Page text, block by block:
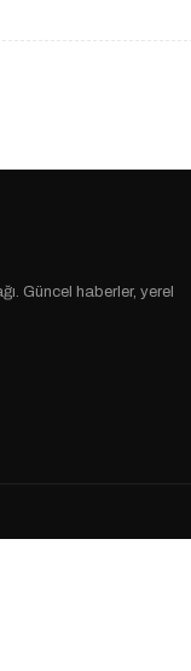
Güncel haberler, yerel